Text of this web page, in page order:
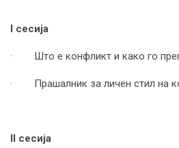
I сесија
· Што е конфликт и како го
· Прашалник за личен стил на
II сесија